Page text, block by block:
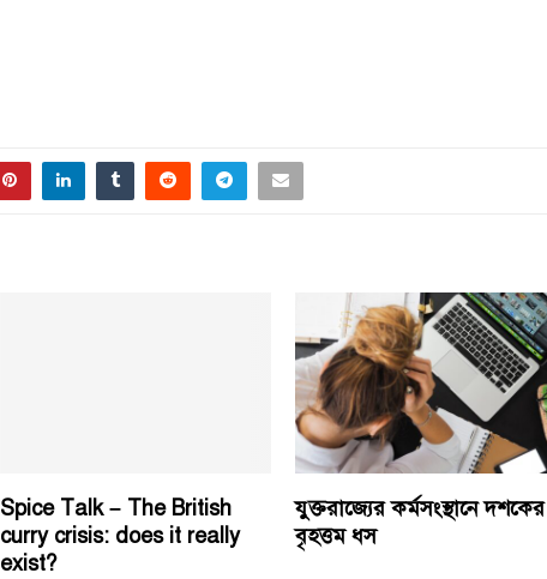
Spice Talk – The British
curry crisis: does it really
exist?
যুক্তরাজ্যের কর্মসংস্থানে দশকের
বৃহত্তম ধস